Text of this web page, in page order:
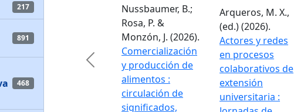
217
891
468
Nussbaumer, B.;
Rosa, P. &
Monzón, J. (2026).
Comercialización
y producción de
alimentos :
circulación de
significados,
Arqueros, M. X.,
(ed.) (2026).
Actores y redes
en procesos
colaborativos de
extensión
universitaria :
Previous